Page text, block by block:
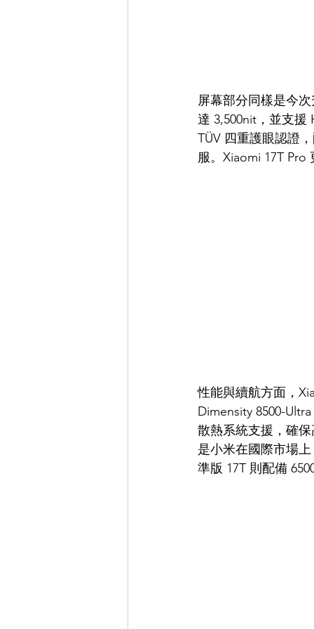
屏幕部分同樣是今
達 3,500nit，並支援
TÜV 四重護眼認證
服。Xiaomi 17T Pro
性能與續航方面，
Dimensity 8500-
散熱系統支援，確
是小米在國際市場
準版 17T 則配備